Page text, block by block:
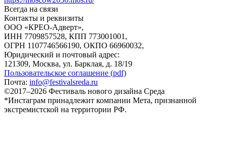
Всегда на связи
Контакты и реквизиты
ООО «КРЕО‐Адверт»,
ИНН 7709857528, КПП 773001001,
ОГРН 1107746566190, ОКПО 66960032,
Юридический и почтовый адрес:
121309, Москва, ул. Барклая, д. 18/19
Пользовательское соглашение (pdf)
Почта: info@festivalsreda.ru
©2017–2026 Фестиваль нового дизайна Среда
*Инстаграм принадлежит компании Мета, признанной
экстремистской на территории РФ.